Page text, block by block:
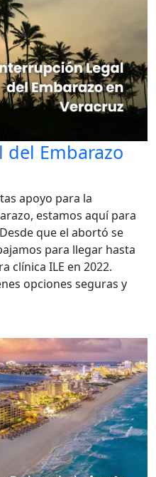
Embarazo
apoyo para la
estamos aquí para
que el abortó se
para llegar hasta
clínica ILE en 2022.
opciones seguras y